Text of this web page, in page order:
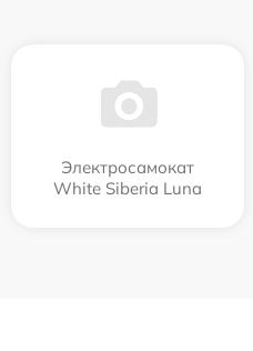
Электросамокат
White Siberia Luna